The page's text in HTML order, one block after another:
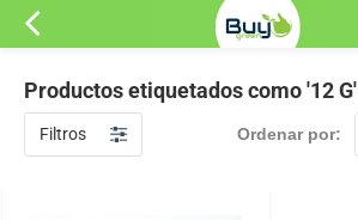
Productos etiquetados como '12 G'
Filtros Ordenar por: